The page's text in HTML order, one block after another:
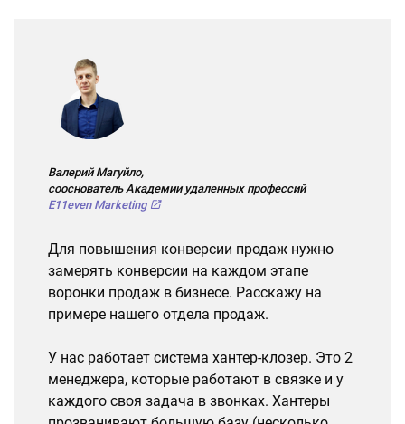
Валерий Магуйло,
сооснователь Академии удаленных профессий
E11even Marketing
Для повышения конверсии продаж нужно
замерять конверсии на каждом этапе
воронки продаж в бизнесе. Расскажу на
примере нашего отдела продаж.
У нас работает система хантер-клозер. Это 2
менеджера, которые работают в связке и у
каждого своя задача в звонках. Хантеры